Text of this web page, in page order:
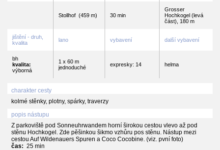
Stollhof (459 m) 30 min
Grosser
Hochkogel (levá
část), 180 m
jištění - druh,
kvalita
lano vybavení další vybavení
bh
kvalita:
výborná
1 x 60 m
jednoduché
expresky: 14 helma
charakter cesty
kolmé stěnky, plotny, spárky, traverzy
popis nástupu
Z parkoviště pod Sonneuhrwandem horní širokou cestou vlevo až pod
stěnu Hochkogel. Zde pěšinkou šikmo vzhůru pos stěnu. Nástup mezi
cestou Auf Wildenauers Spuren a Coco Cocobine. (viz. pvní foto)
čas: 25 min